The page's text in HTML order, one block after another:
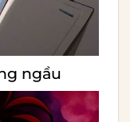
ngầu